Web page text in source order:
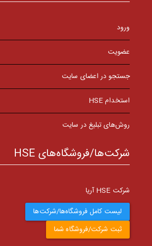
ورود
عضویت
جستجو در اعضای سایت
استخدام HSE
روش‌های تبلیغ در سایت
شرکت‌ها/فروشگاه‌های HSE
شرکت HSE آریا
لیست کامل فروشگاه‌ها/شرکت‌ها
ثبت شرکت/فروشگاه شما